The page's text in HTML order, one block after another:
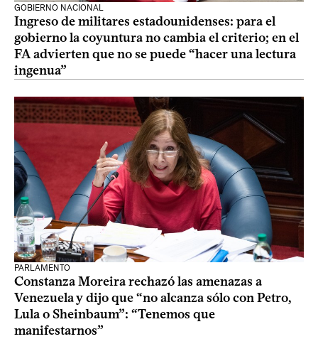
GOBIERNO NACIONAL
Ingreso de militares estadounidenses: para el
gobierno la coyuntura no cambia el criterio; en el
FA advierten que no se puede “hacer una lectura
ingenua”
PARLAMENTO
Constanza Moreira rechazó las amenazas a
Venezuela y dijo que “no alcanza sólo con Petro,
Lula o Sheinbaum”: “Tenemos que
manifestarnos”